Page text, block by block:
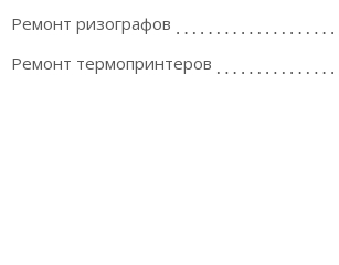
Ремонт ризографов
Ремонт термопринтеров